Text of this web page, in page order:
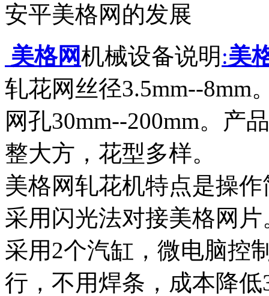
安平美格网的发展
美格网机械设备说明 :美
轧花网丝径3.5mm--8mm
网孔30mm--200mm。产
整大方，花型多样。
美格网轧花机特点是操
采用闪光法对接美格网片
采用2个汽缸，微电脑控
行，不用焊条，成本降低